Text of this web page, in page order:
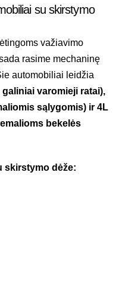
su skirstymo
važiavimo
rasime mechaninę
automobiliai leidžia
galiniai varomieji ratai),
sąlygomis) ir 4L
bekelės
skirstymo dėže: